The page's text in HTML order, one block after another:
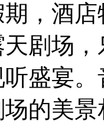
，酒
剧场
盛宴
的美